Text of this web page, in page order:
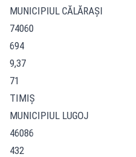
MUNICIPIUL CĂLĂRAŞI
74060
694
9,37
71
TIMIŞ
MUNICIPIUL LUGOJ
46086
432